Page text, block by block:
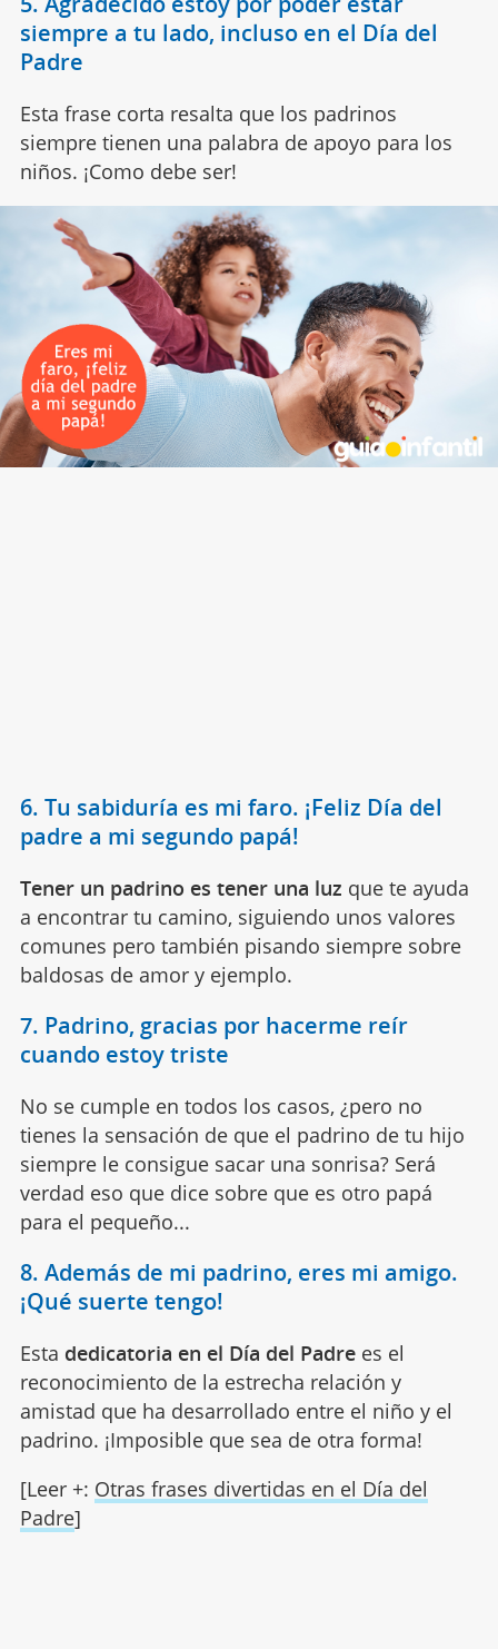
siempre a tu lado, incluso en el Día del
Padre
Esta frase corta resalta que los padrinos
siempre tienen una palabra de apoyo para los
niños. ¡Como debe ser!
6. Tu sabiduría es mi faro. ¡Feliz Día del
padre a mi segundo papá!
Tener un padrino es tener una luz que te ayuda
a encontrar tu camino, siguiendo unos valores
comunes pero también pisando siempre sobre
baldosas de amor y ejemplo.
7. Padrino, gracias por hacerme reír
cuando estoy triste
No se cumple en todos los casos, ¿pero no
tienes la sensación de que el padrino de tu hijo
siempre le consigue sacar una sonrisa? Será
verdad eso que dice sobre que es otro papá
para el pequeño...
8. Además de mi padrino, eres mi amigo.
¡Qué suerte tengo!
Esta dedicatoria en el Día del Padrees el
reconocimiento de la estrecha relación y
amistad que ha desarrollado entre el niño y el
padrino. ¡Imposible que sea de otra forma!
[Leer +: Otras frases divertidas en el Día del
Padre]